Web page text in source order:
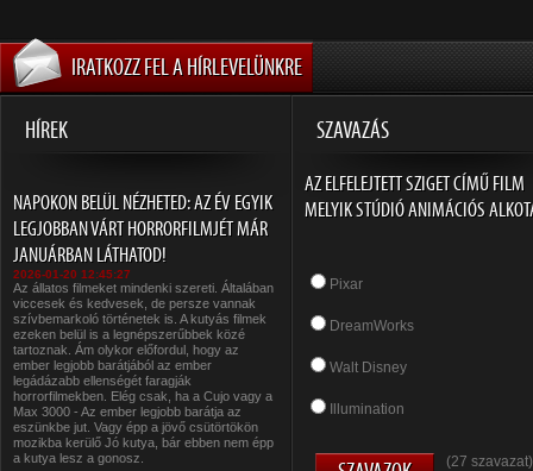
IRATKOZZ FEL A HÍRLEVELÜNKRE
HÍREK SZAVAZÁS
NAPOKON BELÜL NÉZHETED: AZ ÉV EGYIK
LEGJOBBAN VÁRT HORRORFILMJÉT MÁR
JANUÁRBAN LÁTHATOD!
2026-01-20 12:45:27
Az állatos filmeket mindenki szereti. Általában
viccesek és kedvesek, de persze vannak
szívbemarkoló történetek is. A kutyás filmek
ezeken belül is a legnépszerűbbek közé
tartoznak. Ám olykor előfordul, hogy az
ember legjobb barátjából az ember
legádázabb ellenségét faragják
horrorfilmekben. Elég csak, ha a Cujo vagy a
Max 3000 - Az ember legjobb barátja az
eszünkbe jut. Vagy épp a jövő csütörtökön
mozikba kerülő Jó kutya, bár ebben nem épp
a kutya lesz a gonosz.
AZ ELFELEJTETT SZIGET CÍMŰ FILM
MELYIK STÚDIÓ ANIMÁCIÓS
Pixar
DreamWorks
Walt Disney
Illumination
(27 szavazat)